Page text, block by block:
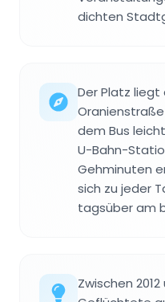
dichten
Der Platz
dem Bus
U-Bahn-
Gehminuten
sich zu jeder
tagsüber am
Zwischen